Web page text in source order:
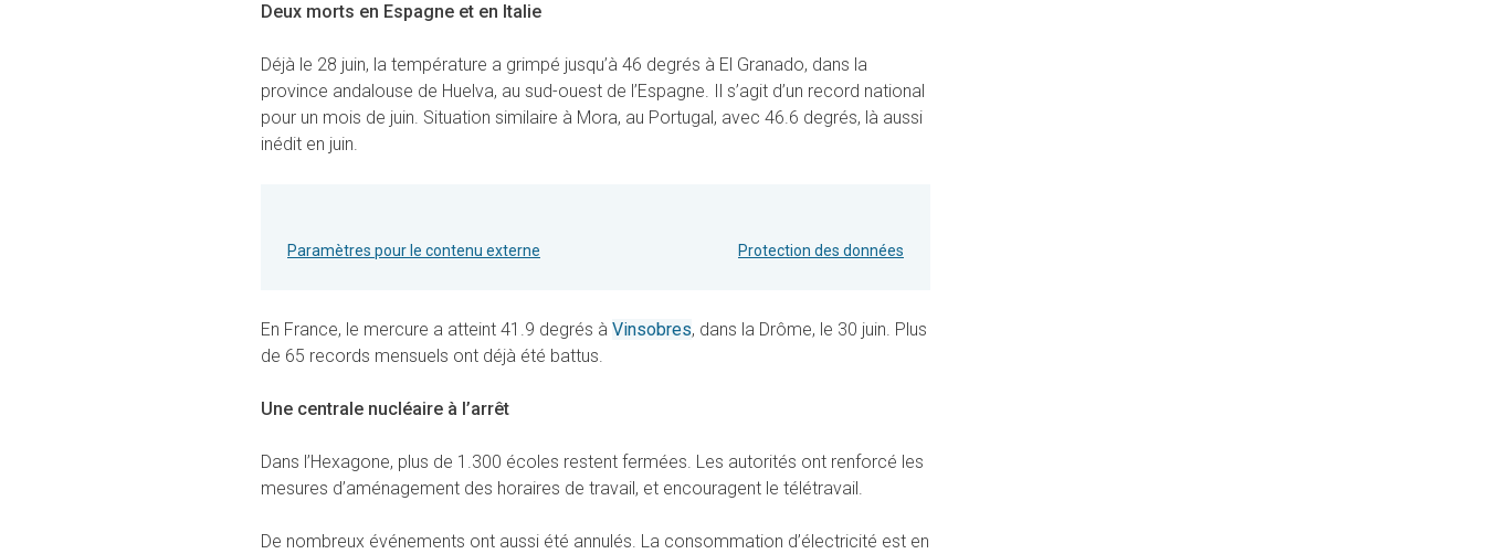
Deux morts en Espagne et en Italie
Déjà le 28 juin, la température a grimpé jusqu’à 46 degrés à El Granado, dans la
province andalouse de Huelva, au sud-ouest de l’Espagne. Il s’agit d’un record national
pour un mois de juin. Situation similaire à Mora, au Portugal, avec 46.6 degrés, là aussi
inédit en juin.
Paramètres pour le contenu externe Protection des données
En France, le mercure a atteint 41.9 degrés à Vinsobres, dans la Drôme, le 30 juin. Plus
de 65 records mensuels ont déjà été battus.
Une centrale nucléaire à l’arrêt
Dans l’Hexagone, plus de 1.300 écoles restent fermées. Les autorités ont renforcé les
mesures d’aménagement des horaires de travail, et encouragent le télétravail.
De nombreux événements ont aussi été annulés. La consommation d’électricité est en